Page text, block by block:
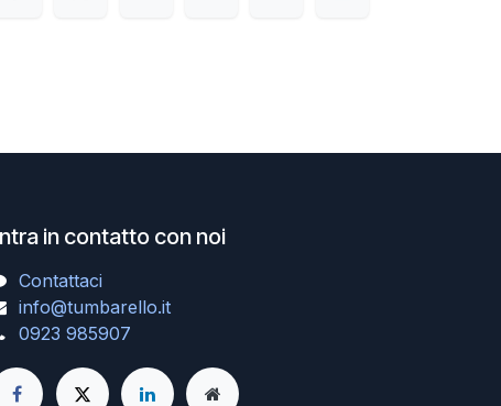
in contatto con noi
Contattaci
info@tumbarello.it
0923 985907